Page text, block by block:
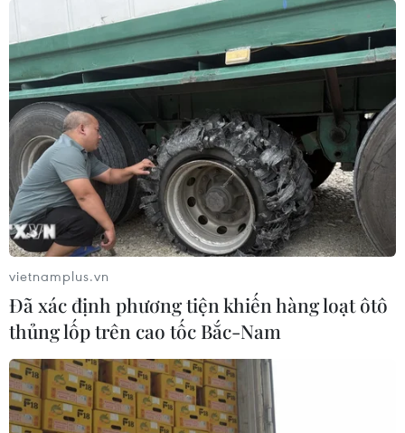
tăng trưởng lợi nhuận phục hồi.
Thực chất đây chỉ là nguồn vốn đầu cơ thuần
túy nên không cần tìm hiểu sâu./.
(Vietnam+)
vietnamplus.vn
Đã xác định phương tiện khiến hàng loạt ôtô
thủng lốp trên cao tốc Bắc-Nam